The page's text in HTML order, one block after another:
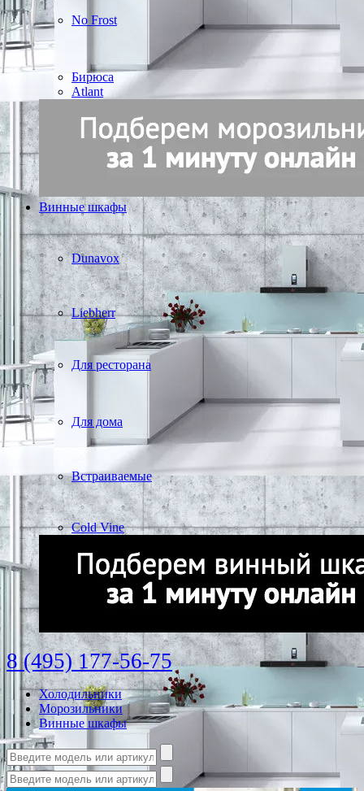
No Frost
Бирюса
Atlant
Винные шкафы
Dunavox
Liebherr
Для ресторана
Для дома
Встраиваемые
Cold Vine
8 (495) 177-56-75
Холодильники
Морозильники
Винные шкафы